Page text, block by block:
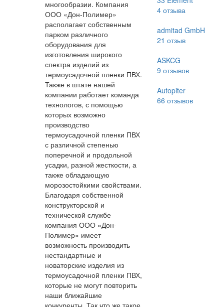
многообразии. Компания
ООО «Дон-Полимер»
располагает собственным
парком различного
оборудования для
изготовления широкого
спектра изделий из
термоусадочной пленки ПВХ.
Также в штате нашей
компании работает команда
технологов, с помощью
которых возможно
производство
термоусадочной пленки ПВХ
с различной степенью
поперечной и продольной
усадки, разной жесткости, а
также обладающую
морозостойкими свойствами.
Благодаря собственной
конструкторской и
технической службе
компания ООО «Дон-
Полимер» имеет
возможность производить
нестандартные и
новаторские изделия из
термоусадочной пленки ПВХ,
которые не могут повторить
наши ближайшие
конкуренты. Так что же такое
4отзыва
admitad GmbH
21 отзыв
ASKCG
9 отзывов
Autopiter
66 отзывов